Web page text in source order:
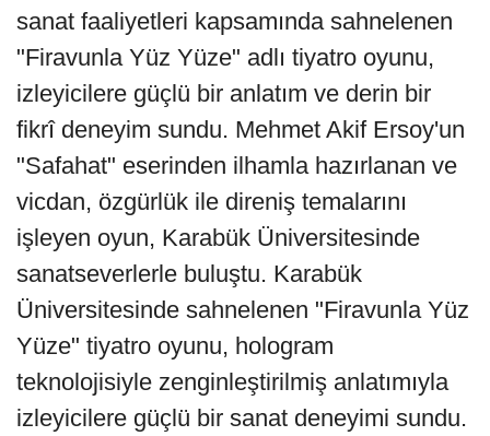
sanat faaliyetleri kapsamında sahnelenen
"Firavunla Yüz Yüze" adlı tiyatro oyunu,
izleyicilere güçlü bir anlatım ve derin bir
fikrî deneyim sundu. Mehmet Akif Ersoy'un
"Safahat" eserinden ilhamla hazırlanan ve
vicdan, özgürlük ile direniş temalarını
işleyen oyun, Karabük Üniversitesinde
sanatseverlerle buluştu. Karabük
Üniversitesinde sahnelenen "Firavunla Yüz
Yüze" tiyatro oyunu, hologram
teknolojisiyle zenginleştirilmiş anlatımıyla
izleyicilere güçlü bir sanat deneyimi sundu.